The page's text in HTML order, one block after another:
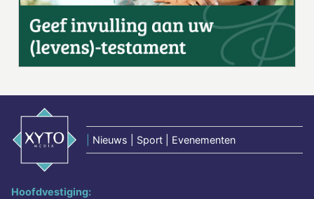
Nieuws | Sport | Evenementen
Hoofdvestiging: